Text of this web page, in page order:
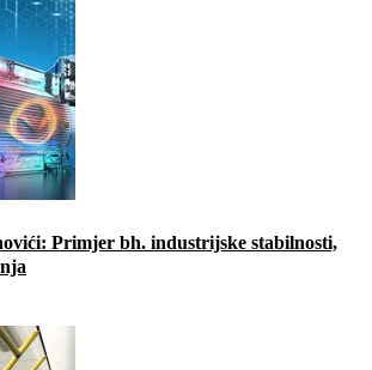
Primjer bh. industrijske stabilnosti,